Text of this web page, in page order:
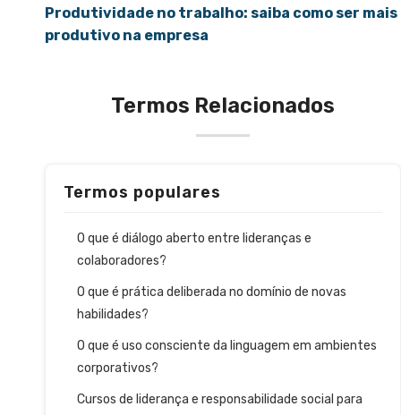
Produtividade no trabalho: saiba como ser mais
produtivo na empresa
Termos Relacionados
Termos populares
O que é diálogo aberto entre lideranças e
colaboradores?
O que é prática deliberada no domínio de novas
habilidades?
O que é uso consciente da linguagem em ambientes
corporativos?
Cursos de liderança e responsabilidade social para